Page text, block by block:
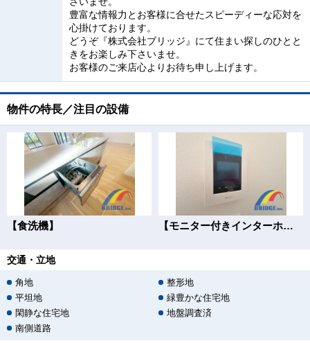
豊富な情報力とお客様に合せたスピーディーな応対を
心掛けております。
どうぞ『株式会社ブリッジ』にて住まい探しのひとと
きをお楽しみ下さいませ。
お客様のご来店心よりお待ち申し上げます。
物件の特長／注目の設備
【食洗機】 【モニター付きインターホン】
交通・立地
角地
整形地
平坦地
緑豊かな住宅地
閑静な住宅地
地盤調査済
南側道路